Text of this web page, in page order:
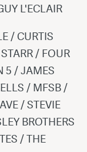
L'ECLAIR
/ CURTIS
/ FOUR
5 / JAMES
/ MFSB /
/ STEVIE
BROTHERS
/ THE